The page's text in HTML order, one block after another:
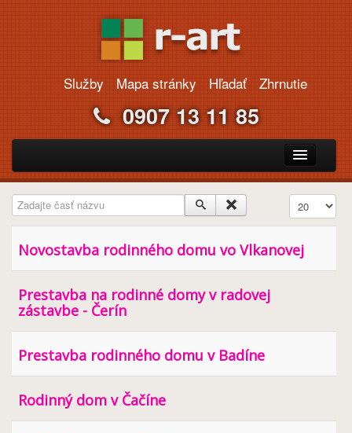
Služby Mapa stránky Hľadať Zhrnutie
0907 13 11 85
Portfólio
Projekty rodinných domov
Webdizajn
Kontakt
Novostavba rodinného domu vo Vlkanovej
Prestavba na rodinné domy v radovej
zástavbe - Čerín
Prestavba rodinného domu v Badíne
Rodinný dom v Čačíne